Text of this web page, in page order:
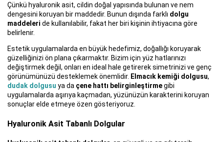
Çünkü hyaluronik asit, cildin doğal yapısında bulunan ve nem
dengesini koruyan bir maddedir. Bunun dışında farklı dolgu
maddeleri de kullanılabilir, fakat her biri kişinin ihtiyacına göre
belirlenir.
Estetik uygulamalarda en büyük hedefimiz, doğallığı koruyarak
güzelliğinizi ön plana çıkarmaktır. Bizim için yüz hatlarınızı
değiştirmek değil, onları en ideal hale getirerek simetrinizi ve genç
görünümünüzü desteklemek önemlidir. Elmacık kemiği dolgusu,
dudak dolgusu ya da çene hattı belirginleştirmegibi
uygulamalarda aşırıya kaçmadan, yüzünüzün karakterini koruyan
sonuçlar elde etmeye özen gösteriyoruz.
Hyaluronik Asit Tabanlı Dolgular